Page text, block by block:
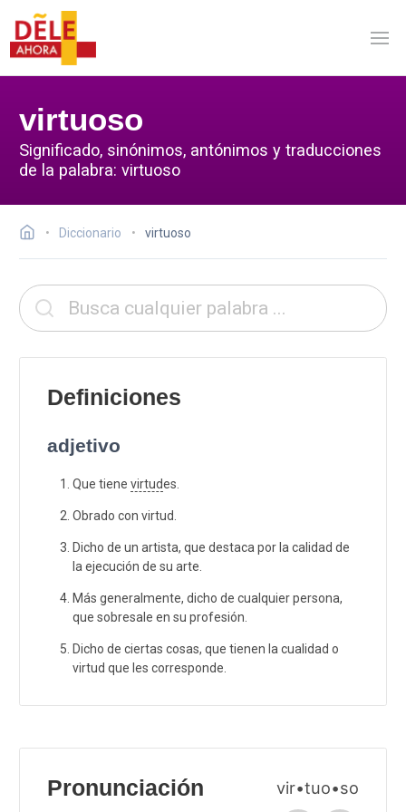
virtuoso
Significado, sinónimos, antónimos y traducciones
de la palabra: virtuoso
Diccionario virtuoso
Definiciones
adjetivo
Que tiene virtudes.
Obrado con virtud.
Dicho de un artista, que destaca por la calidad de
la ejecución de su arte.
Más generalmente, dicho de cualquier persona,
que sobresale en su profesión.
Dicho de ciertas cosas, que tienen la cualidad o
virtud que les corresponde.
Pronunciación vir•tuo•so